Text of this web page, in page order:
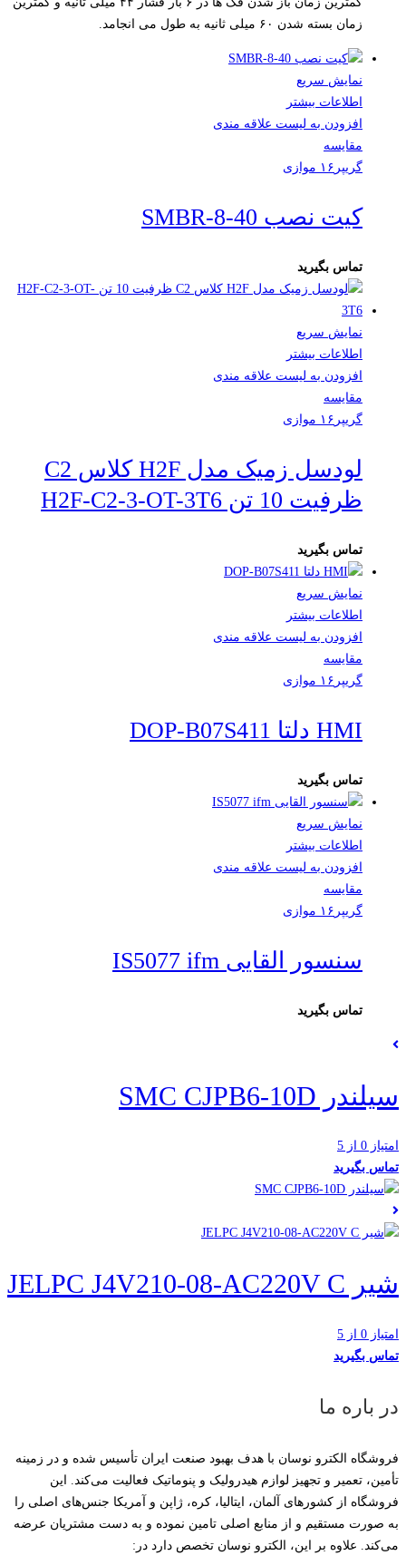
زمان بسته شدن ۶۰ میلی ثانیه به طول می انجامد.
نمایش سریع
اطلاعات بیشتر
افزودن به لیست علاقه مندی
مقایسه
گریپر۱۶ موازی
کیت نصب SMBR-8-40
تماس بگیرید
نمایش سریع
اطلاعات بیشتر
افزودن به لیست علاقه مندی
مقایسه
گریپر۱۶ موازی
لودسل زمیک مدل H2F کلاس C2
ظرفیت 10 تن H2F-C2-3-OT-3T6
تماس بگیرید
نمایش سریع
اطلاعات بیشتر
افزودن به لیست علاقه مندی
مقایسه
گریپر۱۶ موازی
HMI دلتا DOP-B07S411
تماس بگیرید
نمایش سریع
اطلاعات بیشتر
افزودن به لیست علاقه مندی
مقایسه
گریپر۱۶ موازی
سنسور القایی IS5077 ifm
تماس بگیرید
سیلندر SMC CJPB6-10D
امتیاز 0 از 5
تماس بگیرید
شیر JELPC J4V210-08-AC220V C
امتیاز 0 از 5
تماس بگیرید
در باره ما
فروشگاه الکترو نوسان با هدف بهبود صنعت ایران تأسیس شده و در زمینه
تأمین، تعمیر و تجهیز لوازم هیدرولیک و پنوماتیک فعالیت می‌کند. این
فروشگاه از کشورهای آلمان، ایتالیا، کره، ژاپن و آمریکا جنس‌های اصلی را
به صورت مستقیم و از منابع اصلی تامین نموده و به دست مشتریان عرضه
می‌کند. علاوه بر این، الکترو نوسان تخصص دارد در: